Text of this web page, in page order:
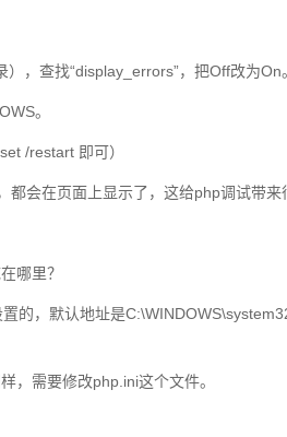
，查找“display_errors”，把Off改为On。
。
/restart 即可）
会在页面上显示了，这给php调试带来
哪里？
的，默认地址是
，需要修改php.ini这个文件。